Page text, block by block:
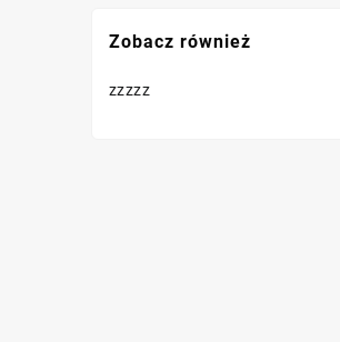
Zobacz również
zzzzz